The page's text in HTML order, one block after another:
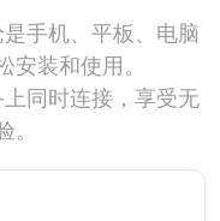
手机、平板、电脑
装和使用。
同时连接，享受无